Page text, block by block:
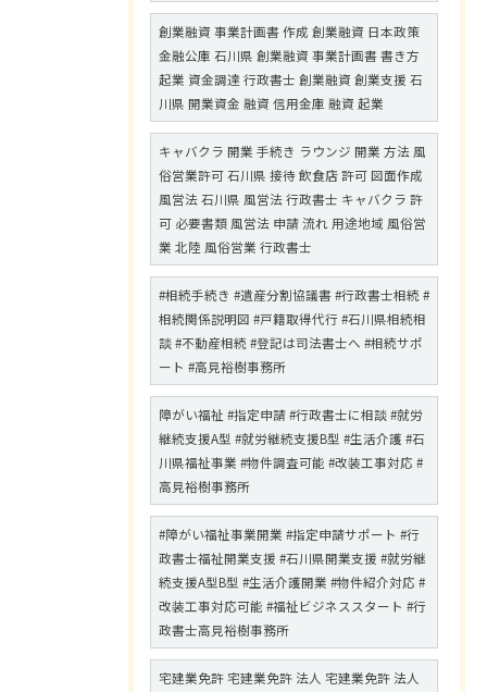
創業融資 事業計画書 作成 創業融資 日本政策
金融公庫 石川県 創業融資 事業計画書 書き方
起業 資金調達 行政書士 創業融資 創業支援 石
川県 開業資金 融資 信用金庫 融資 起業
キャバクラ 開業 手続き ラウンジ 開業 方法 風
俗営業許可 石川県 接待 飲食店 許可 図面作成
風営法 石川県 風営法 行政書士 キャバクラ 許
可 必要書類 風営法 申請 流れ 用途地域 風俗営
業 北陸 風俗営業 行政書士
#相続手続き #遺産分割協議書 #行政書士相続 #
相続関係説明図 #戸籍取得代行 #石川県相続相
談 #不動産相続 #登記は司法書士へ #相続サポ
ート #高見裕樹事務所
障がい福祉 #指定申請 #行政書士に相談 #就労
継続支援A型 #就労継続支援B型 #生活介護 #石
川県福祉事業 #物件調査可能 #改装工事対応 #
高見裕樹事務所
#障がい福祉事業開業 #指定申請サポート #行
政書士福祉開業支援 #石川県開業支援 #就労継
続支援A型B型 #生活介護開業 #物件紹介対応 #
改装工事対応可能 #福祉ビジネススタート #行
政書士高見裕樹事務所
宅建業免許 宅建業免許 法人 宅建業免許 法人